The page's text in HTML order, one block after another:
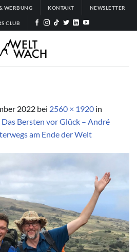
WERBUNG KONTAKT NEWSLETTER
CLUB
2022 bei 2560 × 1920 in
Bersten vor Glück – André
am Ende der Welt